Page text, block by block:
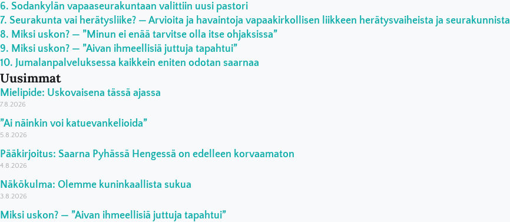
Sodankylän vapaaseurakuntaan valittiin uusi pastori
Seurakunta vai herätysliike? — Arvioita ja havaintoja vapaakirkollisen liikkeen herätysvaiheista ja seurakunnista
Miksi uskon? — ”Minun ei enää tarvitse olla itse ohjaksissa”
Miksi uskon? — ”Aivan ihmeellisiä juttuja tapahtui”
Jumalanpalveluksessa kaikkein eniten odotan saarnaa
Uusimmat
Mielipide: Uskovaisena tässä ajassa
7.8.2026
”Ai näinkin voi katuevankelioida”
5.8.2026
Pääkirjoitus: Saarna Pyhässä Hengessä on edelleen korvaamaton
4.8.2026
Näkökulma: Olemme kuninkaallista sukua
3.8.2026
Miksi uskon? — ”Aivan ihmeellisiä juttuja tapahtui”